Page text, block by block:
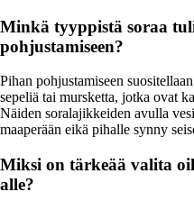
Minkä tyyppistä soraa
pohjustamiseen?
Pihan pohjustamiseen
sepeliä tai mursketta, jotka ovat
Näiden soralajikkeiden avulla
maaperään eikä pihalle synny
Miksi on tärkeää valita
alle?